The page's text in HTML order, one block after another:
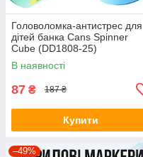
Головоломка-антистрес для
дітей банка Cans Spinner
Cube (DD1808-25)
В наявності
87 ₴ 187 ₴
Купити
–49%